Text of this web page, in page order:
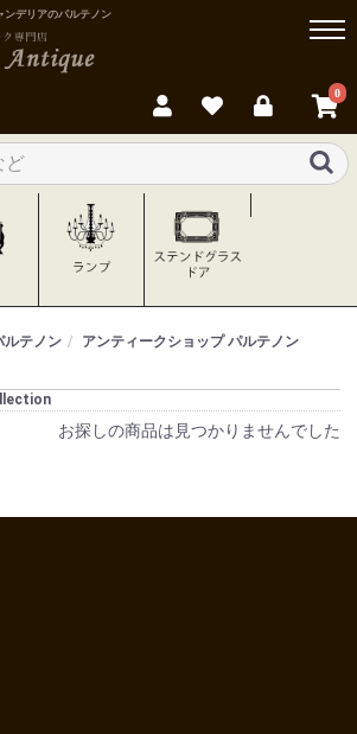
ンデリアのパルテノン
0
ルテノン
アンティークショップ パルテノン
お探しの商品は見つかりませんでした